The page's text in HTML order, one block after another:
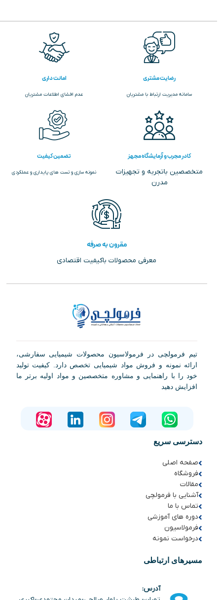
رضایت مشتری
سامانه مدیریت ارتباط با مشتریان
امانت داری
عدم افشای اطلاعات مشتریان
کادر مجرب و آزمایشگاه مجهز
متخصصین باتجربه و تجهیزات
مدرن
تضمین کیفیت
نمونه سازی و تست های پایداری و عملکردی
مقرون به صرفه
معرفی محصولات باکیفیت اقتصادی
تیم فرمولچی در فرمولاسیون محصولات شیمیایی سفارشی،
ارائه نمونه و فروش مواد شیمیایی تخصص دارد. کیفیت تولید
خود را با راهنمایی و مشاوره متخصصین و مواد اولیه برتر ما
افزایش دهید
دسترسی سریع
صفحه اصلی
فروشگاه
مقالات
آشنایی با فرمولچی
تماس با ما
دوره های آموزشی
فرمولاسیون
درخواست نمونه
مسیرهای ارتباطی
آدرس: